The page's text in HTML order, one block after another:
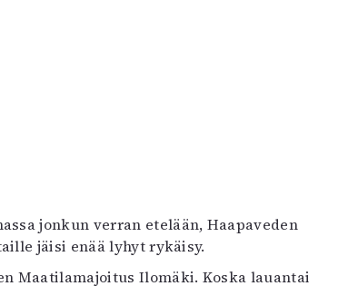
jonkun verran etelään, Haapaveden
jäisi enää lyhyt rykäisy.
Maatilamajoitus Ilomäki. Koska lauantai